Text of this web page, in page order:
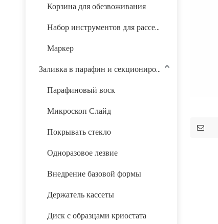
Корзина для обезвоживания
Набор инструментов для рассечения
Маркер
Заливка в парафин и секционирование
Парафиновый воск
Микроскоп Слайд
Покрывать стекло
Одноразовое лезвие
Внедрение базовой формы
Держатель кассеты
Диск с образцами криостата